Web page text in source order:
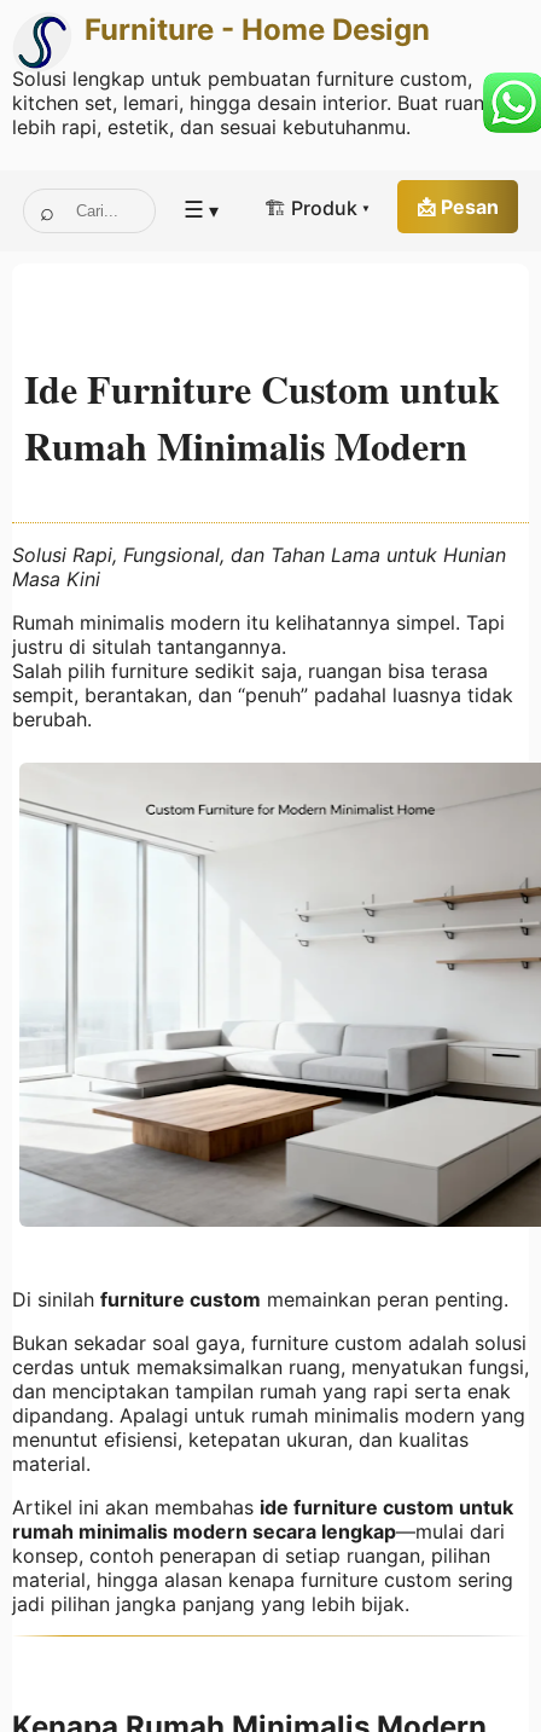
Furniture - Home Design
Solusi lengkap untuk pembuatan furniture custom,
kitchen set, lemari, hingga desain interior. Buat ruang
lebih rapi, estetik, dan sesuai kebutuhanmu.
☰ ▾ 🏗 Produk ▾ 📩 Pesan
Ide Furniture Custom untuk
Rumah Minimalis Modern
Solusi Rapi, Fungsional, dan Tahan Lama untuk Hunian
Masa Kini
Rumah minimalis modern itu kelihatannya simpel. Tapi
justru di situlah tantangannya.
Salah pilih furniture sedikit saja, ruangan bisa terasa
sempit, berantakan, dan “penuh” padahal luasnya tidak
berubah.
Di sinilah furniture custom memainkan peran penting.
Bukan sekadar soal gaya, furniture custom adalah solusi
cerdas untuk memaksimalkan ruang, menyatukan fungsi,
dan menciptakan tampilan rumah yang rapi serta enak
dipandang. Apalagi untuk rumah minimalis modern yang
menuntut efisiensi, ketepatan ukuran, dan kualitas
material.
Artikel ini akan membahas ide furniture custom untuk
rumah minimalis modern secara lengkap—mulai dari
konsep, contoh penerapan di setiap ruangan, pilihan
material, hingga alasan kenapa furniture custom sering
jadi pilihan jangka panjang yang lebih bijak.